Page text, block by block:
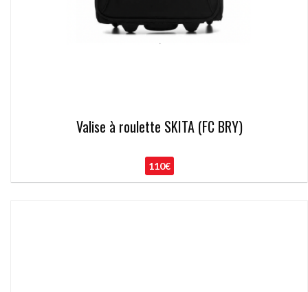
Valise à roulette SKITA (FC BRY)
110€